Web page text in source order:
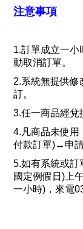
注意事項
1.訂單成立一小
動取消訂單。
2.系統無提供
訂。
3.任一商品經兌
4.凡商品未使
付款訂單)→申請
5.如有系統或訂
國定例假日)上
一小時)，來電